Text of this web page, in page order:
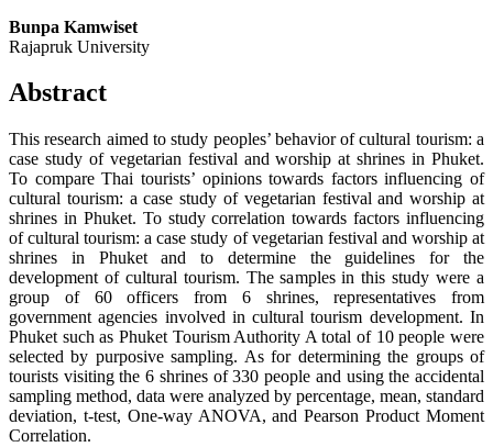
Bunpa Kamwiset
Rajapruk University
Abstract
This research aimed to study peoples’ behavior of cultural tourism: a
case study of vegetarian festival and worship at shrines in Phuket.
To compare Thai tourists’ opinions towards factors influencing of
cultural tourism: a case study of vegetarian festival and worship at
shrines in Phuket. To study correlation towards factors influencing
of cultural tourism: a case study of vegetarian festival and worship at
shrines in Phuket and to determine the guidelines for the
development of cultural tourism. The samples in this study were a
group of 60 officers from 6 shrines, representatives from
government agencies involved in cultural tourism development. In
Phuket such as Phuket Tourism Authority A total of 10 people were
selected by purposive sampling. As for determining the groups of
tourists visiting the 6 shrines of 330 people and using the accidental
sampling method, data were analyzed by percentage, mean, standard
deviation, t-test, One-way ANOVA, and Pearson Product Moment
Correlation.